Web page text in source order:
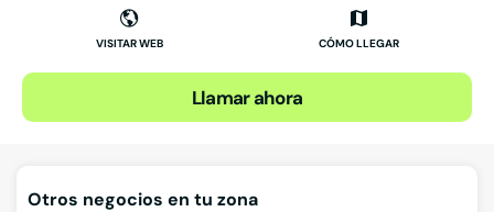
VISITAR WEB CÓMO LLEGAR
Llamar ahora
Otros negocios en tu zona